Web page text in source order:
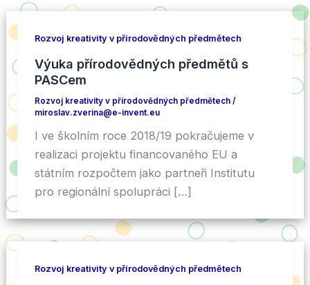
Rozvoj kreativity v přírodovědných předmětech
Výuka přírodovědných předmětů s
PASCem
Rozvoj kreativity v přírodovědných předmětech/
miroslav.zverina@e-invent.eu
I ve školním roce 2018/19 pokračujeme v
realizaci projektu financovaného EU a
státním rozpočtem jako partneři Institutu
pro regionální spolupráci […]
Rozvoj kreativity v přírodovědných předmětech